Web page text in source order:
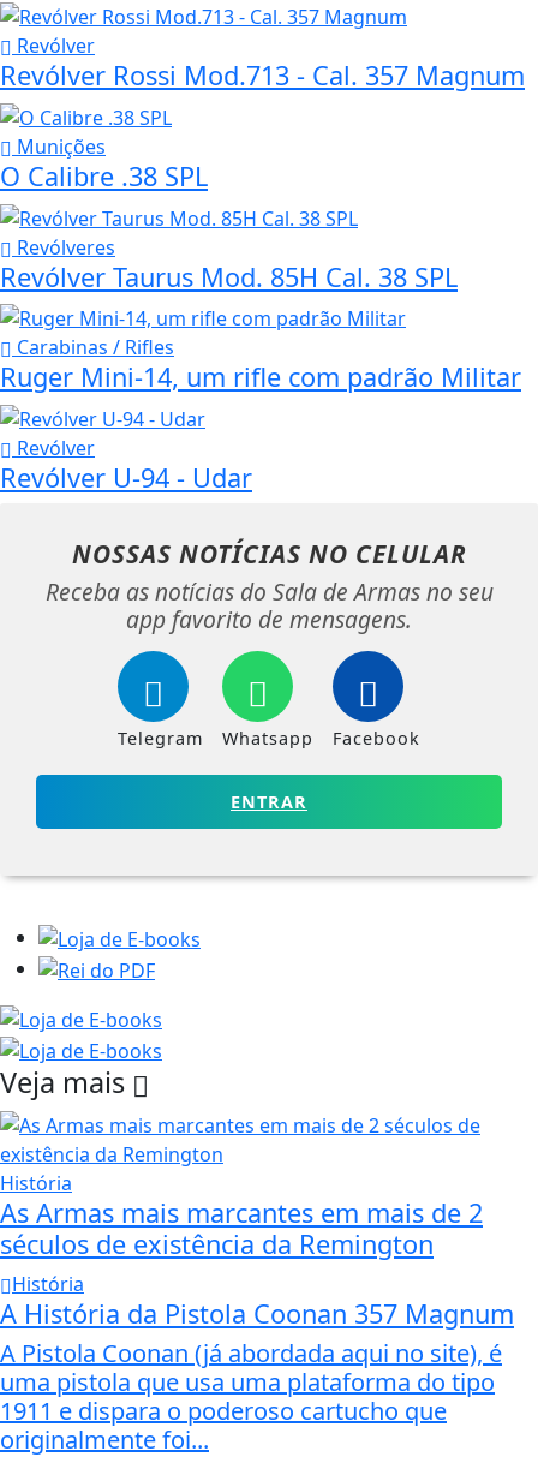
Revólver
Revólver Rossi Mod.713 - Cal. 357 Magnum
Munições
O Calibre .38 SPL
Revólveres
Revólver Taurus Mod. 85H Cal. 38 SPL
Carabinas / Rifles
Ruger Mini-14, um rifle com padrão Militar
Revólver
Revólver U-94 - Udar
NOSSAS NOTÍCIAS NO CELULAR
Receba as notícias do Sala de Armas no seu
app favorito de mensagens.
Telegram Whatsapp Facebook
ENTRAR
Veja mais
História
As Armas mais marcantes em mais de 2
séculos de existência da Remington
História
A História da Pistola Coonan 357 Magnum
A Pistola Coonan (já abordada aqui no site), é
uma pistola que usa uma plataforma do tipo
1911 e dispara o poderoso cartucho que
originalmente foi...